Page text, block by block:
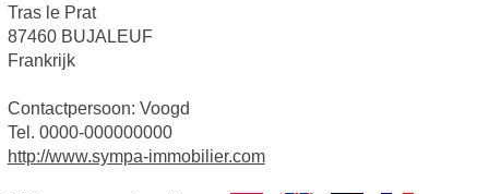
Tras le Prat
87460 BUJALEUF
Frankrijk
Contactpersoon: Voogd
Tel. 0000-000000000
http://www.sympa-immobilier.com